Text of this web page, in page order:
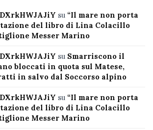
su “Il mare non porta
del libro di Lina Colacillo
Messer Marino
su Smarriscono il
bloccati in quota sul Matese,
in salvo dal Soccorso alpino
su “Il mare non porta
del libro di Lina Colacillo
Messer Marino